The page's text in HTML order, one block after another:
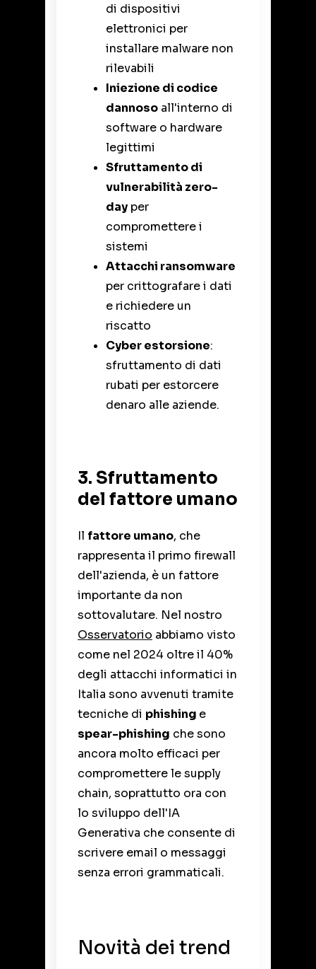
di dispositivi
elettronici per
installare malware non
rilevabili
Iniezione di codice
dannoso all'interno di
software o hardware
legittimi
Sfruttamento di
vulnerabilità zero-
day per
compromettere i
sistemi
Attacchi ransomware
per crittografare i dati
e richiedere un
riscatto
Cyber estorsione:
sfruttamento di dati
rubati per estorcere
denaro alle aziende.
3. Sfruttamento
del fattore umano
Il fattore umano, che
rappresenta il primo firewall
dell'azienda, è un fattore
importante da non
sottovalutare. Nel nostro
Osservatorio abbiamo visto
come nel 2024 oltre il 40%
degli attacchi informatici in
Italia sono avvenuti tramite
tecniche di phishing e
spear-phishing che sono
ancora molto efficaci per
compromettere le supply
chain, soprattutto ora con
lo sviluppo dell'IA
Generativa che consente di
scrivere email o messaggi
senza errori grammaticali.
Novità dei trend